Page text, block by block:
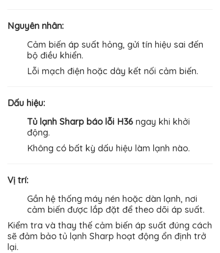
Nguyên nhân:
Cảm biến áp suất hỏng, gửi tín hiệu sai đến
bộ điều khiển.
Lỗi mạch điện hoặc dây kết nối cảm biến.
Dấu hiệu:
Tủ lạnh Sharp báo lỗi H36 ngay khi khởi
động.
Không có bất kỳ dấu hiệu làm lạnh nào.
Vị trí:
Gần hệ thống máy nén hoặc dàn lạnh, nơi
cảm biến được lắp đặt để theo dõi áp suất.
Kiểm tra và thay thế cảm biến áp suất đúng cách
sẽ đảm bảo tủ lạnh Sharp hoạt động ổn định trở
lại.